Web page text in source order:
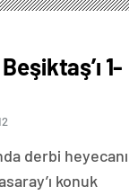
1-
derbi heyecanı
konuk